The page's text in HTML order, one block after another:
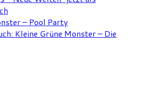
– Pool Party
Kleine Grüne Monster – Die